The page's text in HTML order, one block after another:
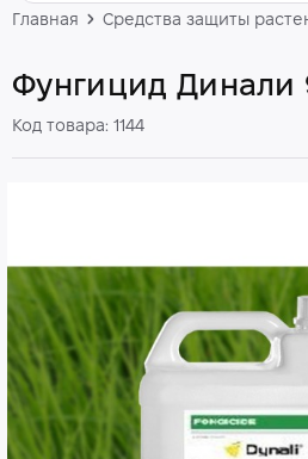
Главная Средства защиты
Фунгицид Динали
Код товара: 1144